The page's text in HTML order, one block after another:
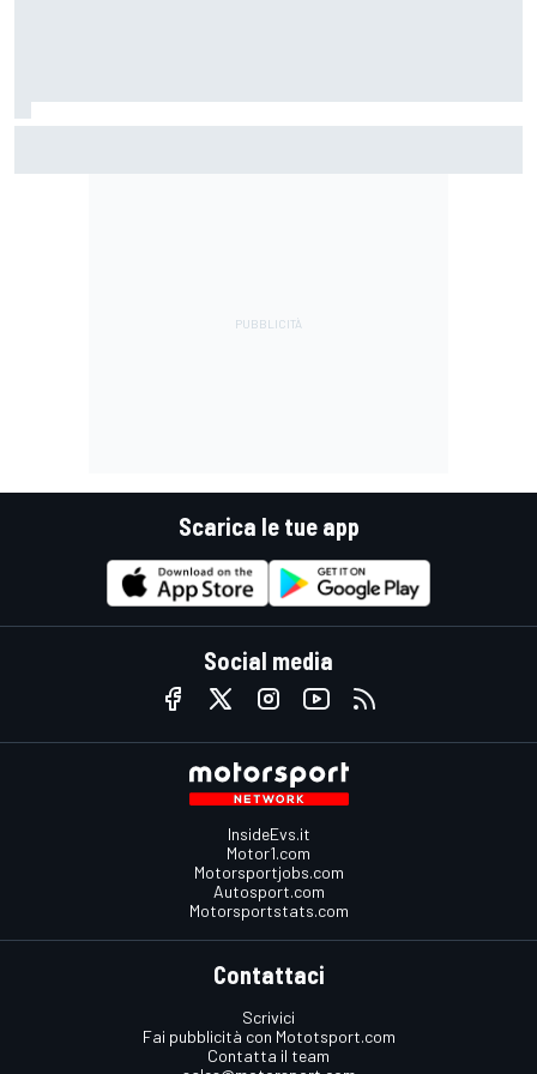
Scarica le tue app
Social media
InsideEvs.it
Motor1.com
Motorsportjobs.com
Autosport.com
Motorsportstats.com
Contattaci
Scrivici
Fai pubblicità con Mototsport.com
Contatta il team